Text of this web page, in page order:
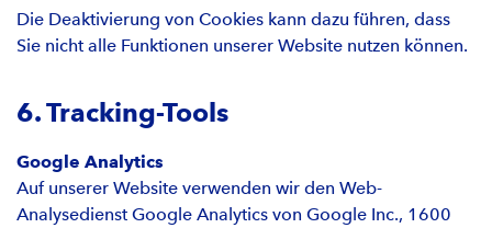
Die Deaktivierung von Cookies kann dazu führen, dass
Sie nicht alle Funktionen unserer Website nutzen können.
6. Tracking-Tools
Google Analytics
Auf unserer Website verwenden wir den Web-
Analysedienst Google Analytics von Google Inc., 1600